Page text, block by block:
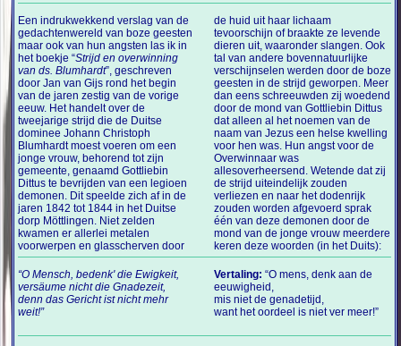
Een indrukwekkend verslag van de
gedachtenwereld van boze geesten
maar ook van hun angsten las ik in
het boekje “Strijd en overwinning
van ds. Blumhardt”, geschreven
door Jan van Gijs rond het begin
van de jaren zestig van de vorige
eeuw. Het handelt over de
tweejarige strijd die de Duitse
dominee Johann Christoph
Blumhardt moest voeren om een
jonge vrouw, behorend tot zijn
gemeente, genaamd Gottliebin
Dittus te bevrijden van een legioen
demonen. Dit speelde zich af in de
jaren 1842 tot 1844 in het Duitse
dorp Möttlingen. Niet zelden
kwamen er allerlei metalen
voorwerpen en glasscherven door
de huid uit haar lichaam
tevoorschijn of braakte ze levende
dieren uit, waaronder slangen. Ook
tal van andere bovennatuurlijke
verschijnselen werden door de boze
geesten in de strijd geworpen. Meer
dan eens schreeuwden zij woedend
door de mond van Gottliebin Dittus
dat alleen al het noemen van de
naam van Jezus een helse kwelling
voor hen was. Hun angst voor de
Overwinnaar was
allesoverheersend. Wetende dat zij
de strijd uiteindelijk zouden
verliezen en naar het dodenrijk
zouden worden afgevoerd sprak
één van deze demonen door de
mond van de jonge vrouw meerdere
keren deze woorden (in het Duits):
“O Mensch, bedenk' die Ewigkeit,
versäume nicht die Gnadezeit,
denn das Gericht ist nicht mehr
weit!”
Vertaling: “O mens, denk aan de
eeuwigheid,
mis niet de genadetijd,
want het oordeel is niet ver meer!”